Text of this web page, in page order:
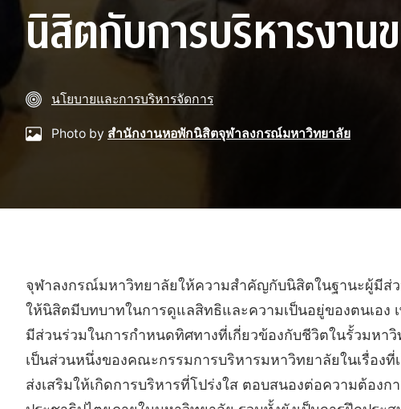
นิสิตกับการบริหารงา
นโยบายและการบริหารจัดการ
Photo by สำนักงานหอพักนิสิตจุฬาลงกรณ์มหาวิทยาลัย
จุฬาลงกรณ์มหาวิทยาลัยให้ความสำคัญกับนิสิตในฐานะผู้มีส่
ให้นิสิตมีบทบาทในการดูแลสิทธิและความเป็นอยู่ของตนเอง
มีส่วนร่วมในการกำหนดทิศทางที่เกี่ยวข้องกับชีวิตในรั้วมหา
เป็นส่วนหนึ่งของคณะกรรมการบริหารมหาวิทยาลัยในเรื่อง
ส่งเสริมให้เกิดการบริหารที่โปร่งใส ตอบสนองต่อความต้องก